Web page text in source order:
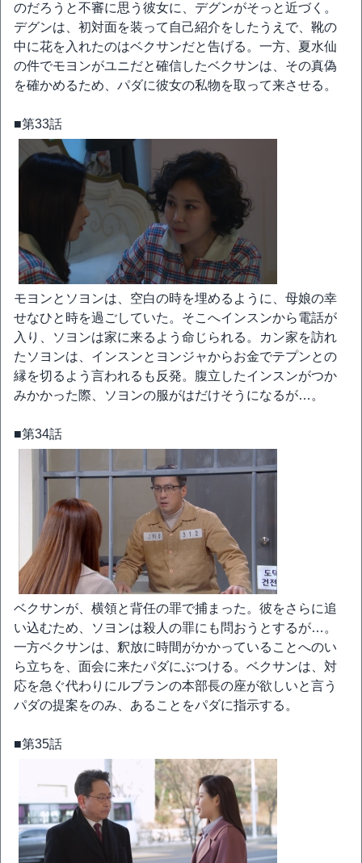
のだろうと不審に思う彼女に、デグンがそっと近づく。
デグンは、初対面を装って自己紹介をしたうえで、靴の
中に花を入れたのはベクサンだと告げる。一方、夏水仙
の件でモヨンがユニだと確信したベクサンは、その真偽
を確かめるため、パダに彼女の私物を取って来させる。
■第33話
モヨンとソヨンは、空白の時を埋めるように、母娘の幸
せなひと時を過ごしていた。そこへインスンから電話が
入り、ソヨンは家に来るよう命じられる。カン家を訪れ
たソヨンは、インスンとヨンジャからお金でテプンとの
縁を切るよう言われるも反発。腹立したインスンがつか
みかかった際、ソヨンの服がはだけそうになるが…。
■第34話
ベクサンが、横領と背任の罪で捕まった。彼をさらに追
い込むため、ソヨンは殺人の罪にも問おうとするが…。
一方ベクサンは、釈放に時間がかかっていることへのい
ら立ちを、面会に来たパダにぶつける。ベクサンは、対
応を急ぐ代わりにルブランの本部長の座が欲しいと言う
パダの提案をのみ、あることをパダに指示する。
■第35話